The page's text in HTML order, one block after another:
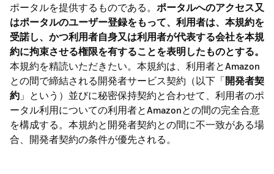
ポータルを提供するものである。 ポータルへのアクセス又
はポータルのユーザー登録をもって、利用者は、本規約を
受諾し、かつ利用者自身又は利用者が代表する会社を本規
約に拘束させる権限を有することを表明したものとする。
本規約を精読いただきたい。本規約は、利用者とAmazon
との間で締結される開発者サービス契約（以下「開発者契
約 」という）並びに秘密保持契約と合わせて、利用者のポ
ータル利用についての利用者とAmazonとの間の完全合意
を構成する。本規約と開発者契約との間に不一致がある場
合、開発者契約の条件が優先される。